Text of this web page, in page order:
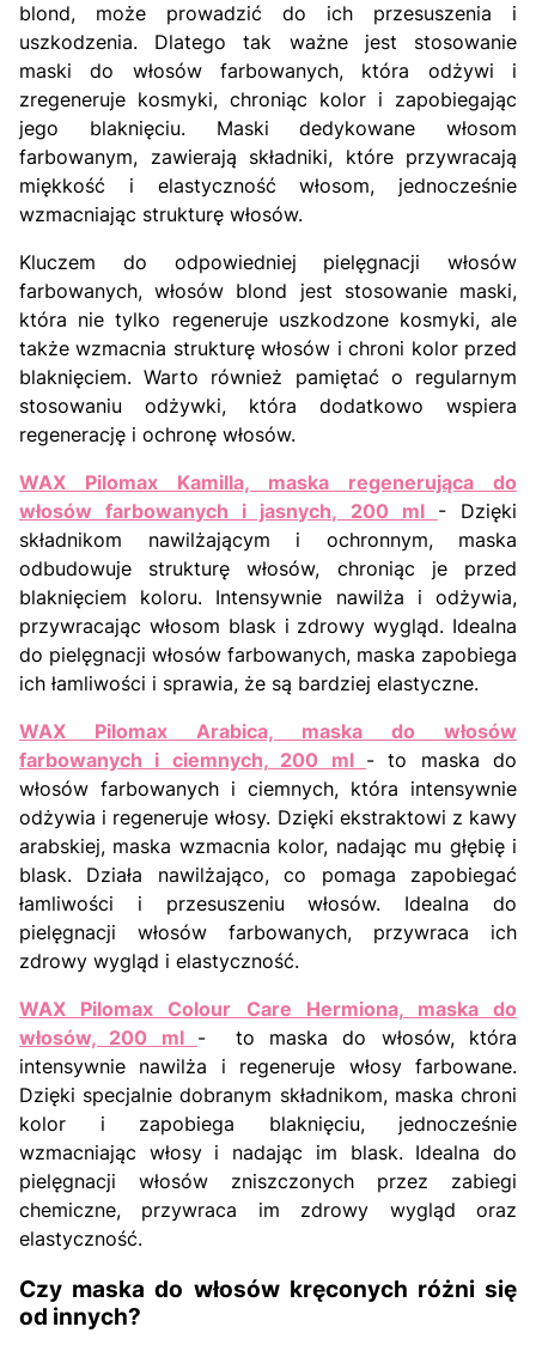
blond, może prowadzić do ich przesuszenia i
uszkodzenia. Dlatego tak ważne jest stosowanie
maski do włosów farbowanych, która odżywi i
zregeneruje kosmyki, chroniąc kolor i zapobiegając
jego blaknięciu. Maski dedykowane włosom
farbowanym, zawierają składniki, które przywracają
miękkość i elastyczność włosom, jednocześnie
wzmacniając strukturę włosów.
Kluczem do odpowiedniej pielęgnacji włosów
farbowanych, włosów blond jest stosowanie maski,
która nie tylko regeneruje uszkodzone kosmyki, ale
także wzmacnia strukturę włosów i chroni kolor przed
blaknięciem. Warto również pamiętać o regularnym
stosowaniu odżywki, która dodatkowo wspiera
regenerację i ochronę włosów.
WAX Pilomax Kamilla, maska regenerująca do
włosów farbowanych i jasnych, 200 ml - Dzięki
składnikom nawilżającym i ochronnym, maska
odbudowuje strukturę włosów, chroniąc je przed
blaknięciem koloru. Intensywnie nawilża i odżywia,
przywracając włosom blask i zdrowy wygląd. Idealna
do pielęgnacji włosów farbowanych, maska zapobiega
ich łamliwości i sprawia, że są bardziej elastyczne.
WAX Pilomax Arabica, maska do włosów
farbowanych i ciemnych, 200 ml - to maska do
włosów farbowanych i ciemnych, która intensywnie
odżywia i regeneruje włosy. Dzięki ekstraktowi z kawy
arabskiej, maska wzmacnia kolor, nadając mu głębię i
blask. Działa nawilżająco, co pomaga zapobiegać
łamliwości i przesuszeniu włosów. Idealna do
pielęgnacji włosów farbowanych, przywraca ich
zdrowy wygląd i elastyczność.
WAX Pilomax Colour Care Hermiona, maska do
włosów, 200 ml - to maska do włosów, która
intensywnie nawilża i regeneruje włosy farbowane.
Dzięki specjalnie dobranym składnikom, maska chroni
kolor i zapobiega blaknięciu, jednocześnie
wzmacniając włosy i nadając im blask. Idealna do
pielęgnacji włosów zniszczonych przez zabiegi
chemiczne, przywraca im zdrowy wygląd oraz
elastyczność.
Czy maska do włosów kręconych różni się
od innych?